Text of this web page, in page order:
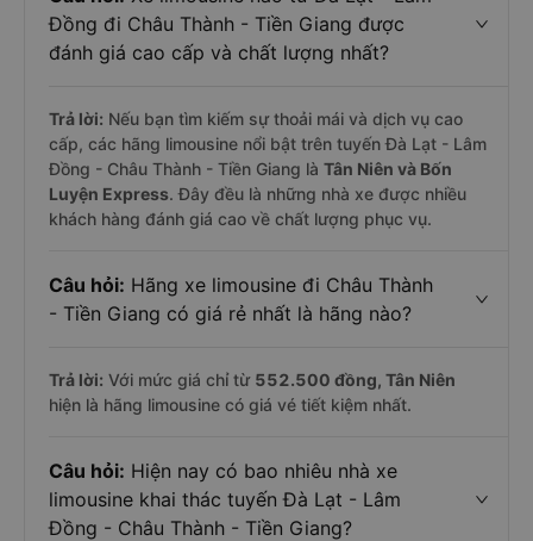
Đồng đi Châu Thành - Tiền Giang được
đánh giá cao cấp và chất lượng nhất?
Trả lời: Nếu bạn tìm kiếm sự thoải mái và dịch vụ cao
cấp, các hãng limousine nổi bật trên tuyến Đà Lạt - Lâm
Đồng - Châu Thành - Tiền Giang là Tân Niên và Bốn
Luyện Express. Đây đều là những nhà xe được nhiều
khách hàng đánh giá cao về chất lượng phục vụ.
Câu hỏi: Hãng xe limousine đi Châu Thành
- Tiền Giang có giá rẻ nhất là hãng nào?
Trả lời: Với mức giá chỉ từ 552.500 đồng, Tân Niên
hiện là hãng limousine có giá vé tiết kiệm nhất.
Câu hỏi: Hiện nay có bao nhiêu nhà xe
limousine khai thác tuyến Đà Lạt - Lâm
Đồng - Châu Thành - Tiền Giang?